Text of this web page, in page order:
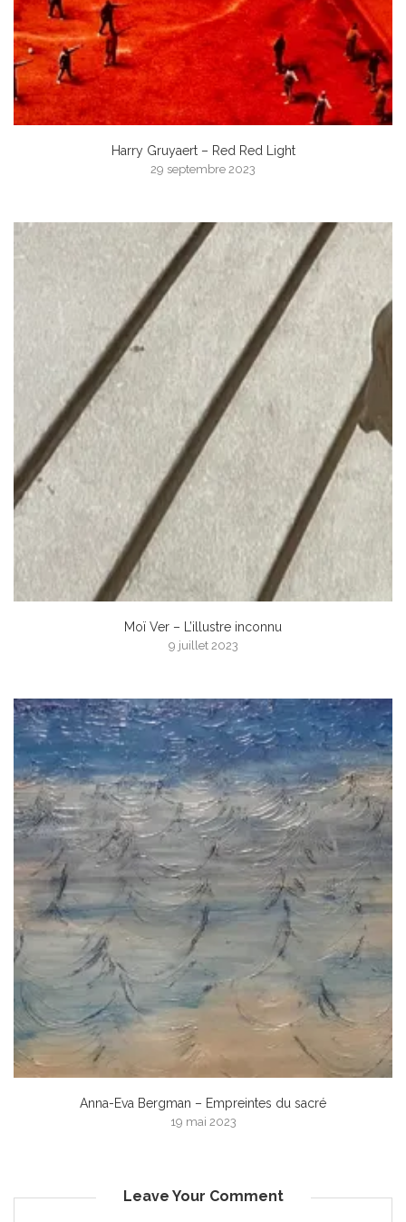
Harry Gruyaert – Red Red Light
29 septembre 2023
Moï Ver – L’illustre inconnu
9 juillet 2023
Anna-Eva Bergman – Empreintes du sacré
19 mai 2023
Leave Your Comment